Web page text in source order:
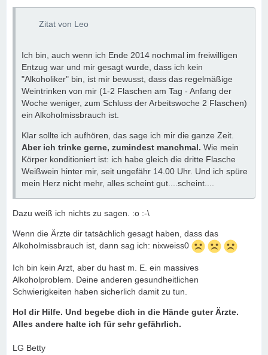
Zitat von Leo
Ich bin, auch wenn ich Ende 2014 nochmal im freiwilligen
Entzug war und mir gesagt wurde, dass ich kein
"Alkoholiker" bin, ist mir bewusst, dass das regelmäßige
Weintrinken von mir (1-2 Flaschen am Tag - Anfang der
Woche weniger, zum Schluss der Arbeitswoche 2 Flaschen)
ein Alkoholmissbrauch ist.
Klar sollte ich aufhören, das sage ich mir die ganze Zeit.
Aber ich trinke gerne, zumindest manchmal. Wie mein
Körper konditioniert ist: ich habe gleich die dritte Flasche
Weißwein hinter mir, seit ungefähr 14.00 Uhr. Und ich spüre
mein Herz nicht mehr, alles scheint gut....scheint....
Dazu weiß ich nichts zu sagen. :o :-\
Wenn die Ärzte dir tatsächlich gesagt haben, dass das
Alkoholmissbrauch ist, dann sag ich: nixweiss0
Ich bin kein Arzt, aber du hast m. E. ein massives
Alkoholproblem. Deine anderen gesundheitlichen
Schwierigkeiten haben sicherlich damit zu tun.
Hol dir Hilfe. Und begebe dich in die Hände guter Ärzte.
Alles andere halte ich für sehr gefährlich.
LG Betty